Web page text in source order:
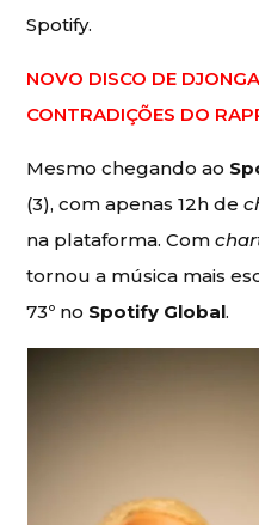
Spotify.
NOVO DISCO DE
CONTRADIÇÕES DO
Mesmo chegando ao
(3), com apenas 12h de
na plataforma. Com
tornou a música mais
73º no Spotify Global.